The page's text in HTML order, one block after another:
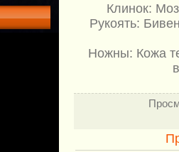
Клинок:
Рукоять:
Ножны: Кожа